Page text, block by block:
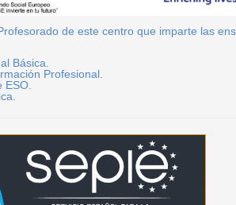
de este centro que imparte las
Básica.
Profesional.
ESO.